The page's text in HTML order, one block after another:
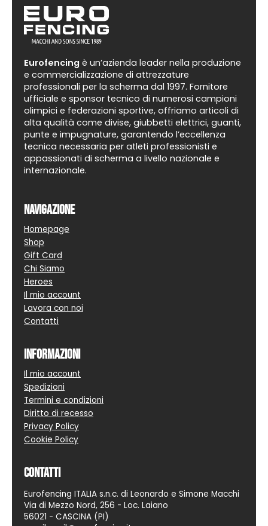
Eurofencing è un’azienda leader nella produzione
e commercializzazione di attrezzature
professionali per la scherma dal 1997. Fornitore
ufficiale e sponsor tecnico di numerosi campioni
olimpici e federazioni sportive, offriamo articoli di
alta qualità come divise, giubbetti elettrici, guanti,
punte e impugnature, garantendo l’eccellenza
tecnica necessaria per atleti professionisti e
appassionati di scherma a livello nazionale e
internazionale.
Navigazione
Homepage
Shop
Gift Card
Chi Siamo
Heroes
Il mio account
Lavora con noi
Contatti
Informazioni
Il mio account
Spedizioni
Termini e condizioni
Diritto di recesso
Privacy Policy
Cookie Policy
Contatti
Eurofencing ITALIA s.n.c. di Leonardo e Simone Macchi
Via di Mezzo Nord, 256 - Loc. Laiano
56021 - CASCINA (PI)